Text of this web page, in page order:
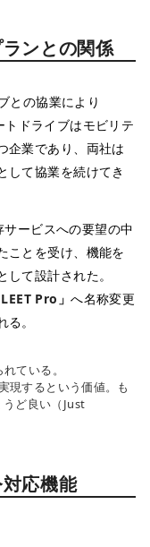
ンとの関係
との協業により
トドライブはモビリテ
企業であり、両社は
して協業を続けてき
ービスへの要望の中
ことを受け、機能を
て設計された。
Pro」へ名称変更
。
ている。
現するという価値。も
ど良い（Just
応機能